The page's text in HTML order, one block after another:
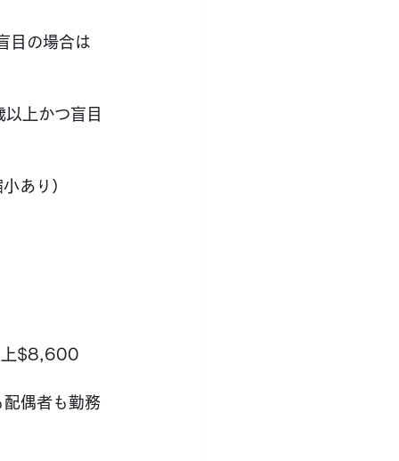
目の場合は
上かつ盲目
あり）
上$8,600
偶者も勤務